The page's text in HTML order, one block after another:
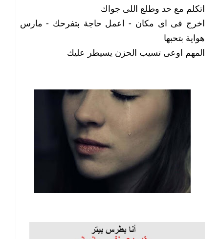
اتكلم مع حد وطلع اللى جواك
اخرج فى اى مكان - اعمل حاجة بتفرحك - مارس
هواية بتحبها
المهم اوعى تسيب الحزن يسيطر عليك